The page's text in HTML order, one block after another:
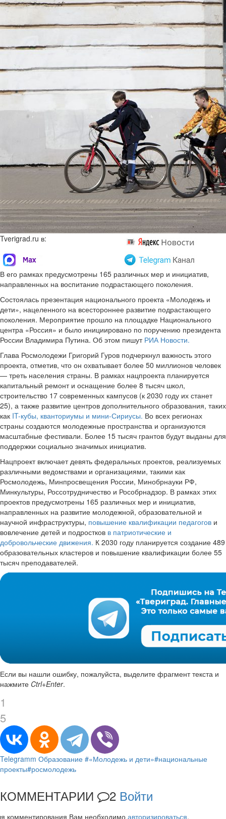
Tverigrad.ru в:
В его рамках предусмотрены 165 различных мер и инициатив,
направленных на воспитание подрастающего поколения.
Состоялась презентация национального проекта «Молодежь и
дети», нацеленного на всестороннее развитие подрастающего
поколения. Мероприятие прошло на площадке Национального
центра «Россия» и было инициировано по поручению президента
России Владимира Путина. Об этом пишут РИА Новости.
Глава Росмолодежи Григорий Гуров подчеркнул важность этого
проекта, отметив, что он охватывает более 50 миллионов человек
— треть населения страны. В рамках нацпроекта планируется
капитальный ремонт и оснащение более 8 тысяч школ,
строительство 17 современных кампусов (к 2030 году их станет
25), а также развитие центров дополнительного образования, таких
как IT-кубы, кванториумы и мини-Сириусы. Во всех регионах
страны создаются молодежные пространства и организуются
масштабные фестивали. Более 15 тысяч грантов будут выданы для
поддержки социально значимых инициатив.
Нацпроект включает девять федеральных проектов, реализуемых
различными ведомствами и организациями, такими как
Росмолодежь, Минпросвещения России, Минобрнауки РФ,
Минкультуры, Россотрудничество и Рособрнадзор. В рамках этих
проектов предусмотрены 165 различных мер и инициатив,
направленных на развитие молодежной, образовательной и
научной инфраструктуры, повышение квалификации педагогов и
вовлечение детей и подростков в патриотические и
добровольческие движения. К 2030 году планируется создание 489
образовательных кластеров и повышение квалификации более 55
тысяч преподавателей.
Если вы нашли ошибку, пожалуйста, выделите фрагмент текста и
нажмите Ctrl+Enter.
1
5
Telegramm Образование #«Молодежь и дети»#национальные
проекты#росмолодежь
КОММЕНТАРИИ 2 Войти
комментирования Вам необходимо авторизироваться.